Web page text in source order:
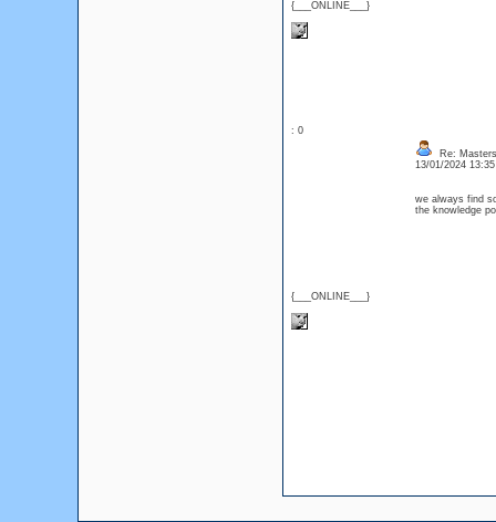
{___ONLINE___}
: 0
{___ONLINE___}
Re:
13/01/2024
we always find
the knowledge